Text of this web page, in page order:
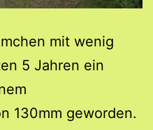
mit wenig
5 Jahren ein
130mm geworden.